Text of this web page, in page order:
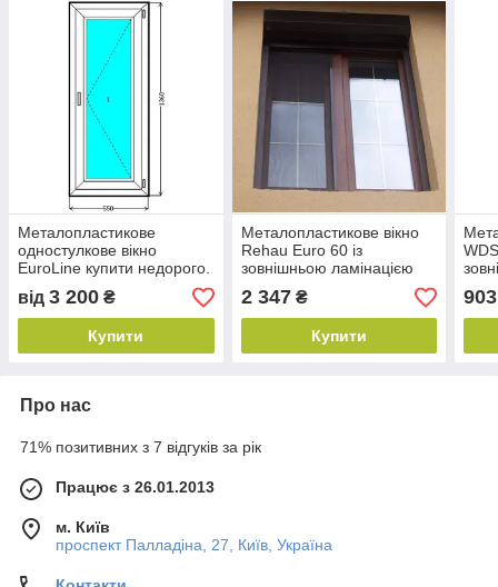
Металопластикове
одностулкове вікно
EuroLine купити недорого.
Окна Киев. Ціни на вікна
Київ
від 3 200 ₴
Купити
Металопластикове вікно
Rehau Euro 60 із
зовнішньою ламінацією
Київ
2 347₴
Купити
903
Про нас
71% позитивних з 7 відгуків за рік
Працює з 26.01.2013
м. Київ
проспект Палладіна, 27, Київ, Україна